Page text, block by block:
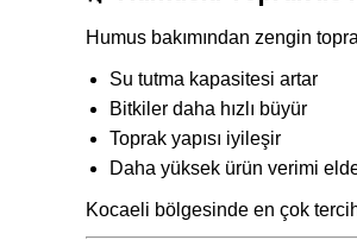
Humus bakımından zengin
Su tutma kapasitesi artar
Bitkiler daha hızlı büyür
Toprak yapısı iyileşir
Daha yüksek ürün verimi
Kocaeli bölgesinde en çok